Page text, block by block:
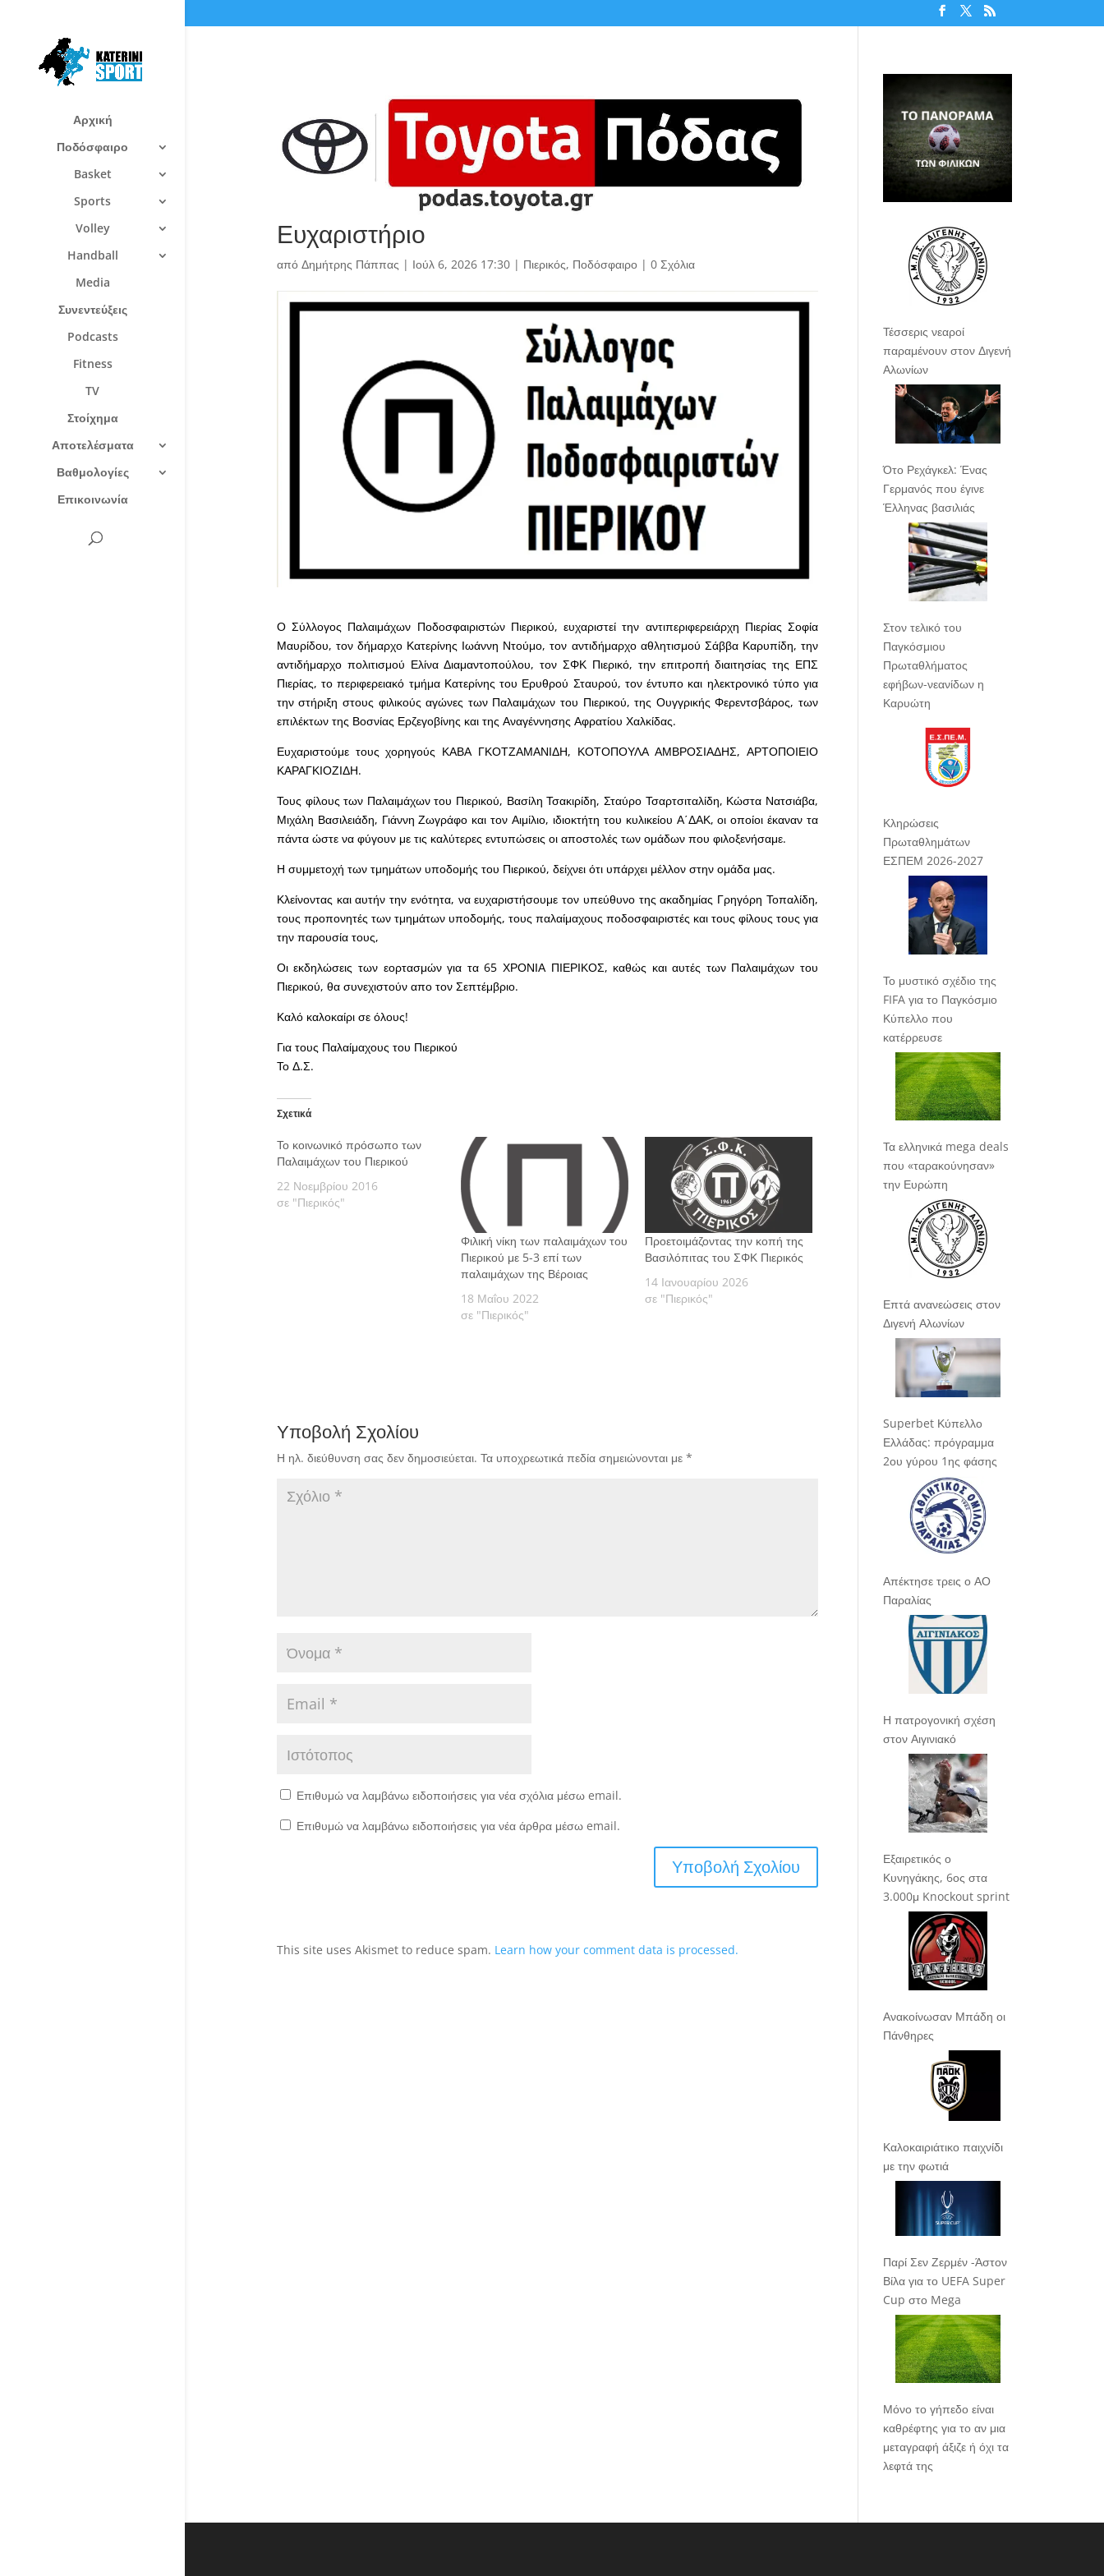
Αρχική
Ποδόσφαιρο
Basket
Sports
Volley
Handball
Media
Συνεντεύξεις
Podcasts
Fitness
TV
Στοίχημα
Αποτελέσματα
Βαθμολογίες
Επικοινωνία
Ευχαριστήριο
από Δημήτρης Πάππας | Ιούλ 6, 2026 17:30| Πιερικός, Ποδόσφαιρο| 0 Σχόλια
Ο Σύλλογος Παλαιμάχων Ποδοσφαιριστών Πιερικού, ευχαριστεί την αντιπεριφερειάρχη Πιερίας Σοφία
Μαυρίδου, τον δήμαρχο Κατερίνης Ιωάννη Ντούμο, τον αντιδήμαρχο αθλητισμού Σάββα Καρυπίδη, την
αντιδήμαρχο πολιτισμού Ελίνα Διαμαντοπούλου, τον ΣΦΚ Πιερικό, την επιτροπή διαιτησίας της ΕΠΣ
Πιερίας, το περιφερειακό τμήμα Κατερίνης του Ερυθρού Σταυρού, τον έντυπο και ηλεκτρονικό τύπο για
την στήριξη στους φιλικούς αγώνες των Παλαιμάχων του Πιερικού, της Ουγγρικής Φερεντσβάρος, των
επιλέκτων της Βοσνίας Ερζεγοβίνης και της Αναγέννησης Αφρατίου Χαλκίδας.
Ευχαριστούμε τους χορηγούς ΚΑΒΑ ΓΚΟΤΖΑΜΑΝΙΔΗ, ΚΟΤΟΠΟΥΛΑ ΑΜΒΡΟΣΙΑΔΗΣ, ΑΡΤΟΠΟΙΕΙΟ
ΚΑΡΑΓΚΙΟΖΙΔΗ.
Τους φίλους των Παλαιμάχων του Πιερικού, Βασίλη Τσακιρίδη, Σταύρο Τσαρτσιταλίδη, Κώστα Νατσιάβα,
Μιχάλη Βασιλειάδη, Γιάννη Ζωγράφο και τον Αιμίλιο, ιδιοκτήτη του κυλικείου Α΄ΔΑΚ, οι οποίοι έκαναν τα
πάντα ώστε να φύγουν με τις καλύτερες εντυπώσεις οι αποστολές των ομάδων που φιλοξενήσαμε.
Η συμμετοχή των τμημάτων υποδομής του Πιερικού, δείχνει ότι υπάρχει μέλλον στην ομάδα μας.
Κλείνοντας και αυτήν την ενότητα, να ευχαριστήσουμε τον υπεύθυνο της ακαδημίας Γρηγόρη Τοπαλίδη,
τους προπονητές των τμημάτων υποδομής, τους παλαίμαχους ποδοσφαιριστές και τους φίλους τους για
την παρουσία τους,
Οι εκδηλώσεις των εορτασμών για τα 65 ΧΡΟΝΙΑ ΠΙΕΡΙΚΟΣ, καθώς και αυτές των Παλαιμάχων του
Πιερικού, θα συνεχιστούν απο τον Σεπτέμβριο.
Καλό καλοκαίρι σε όλους!
Για τους Παλαίμαχους του Πιερικού
Το Δ.Σ.
Σχετικά
Το κοινωνικό πρόσωπο των
Παλαιμάχων του Πιερικού
22 Νοεμβρίου 2016
σε "Πιερικός"
Φιλική νίκη των παλαιμάχων του
Πιερικού με 5-3 επί των
παλαιμάχων της Βέροιας
18 Μαΐου 2022
σε "Πιερικός"
Προετοιμάζοντας την κοπή της
Βασιλόπιτας του ΣΦΚ Πιερικός
14 Ιανουαρίου 2026
σε "Πιερικός"
Υποβολή Σχολίου
Η ηλ. διεύθυνση σας δεν δημοσιεύεται. Τα υποχρεωτικά πεδία σημειώνονται με *
Επιθυμώ να λαμβάνω ειδοποιήσεις για νέα σχόλια μέσω email.
Επιθυμώ να λαμβάνω ειδοποιήσεις για νέα άρθρα μέσω email.
This site uses Akismet to reduce spam. Learn how your comment data is processed.
Τέσσερις νεαροί
παραμένουν στον Διγενή
Αλωνίων
Ότο Ρεχάγκελ: Ένας
Γερμανός που έγινε
Έλληνας βασιλιάς
Στον τελικό του
Παγκόσμιου
Πρωταθλήματος
εφήβων-νεανίδων η
Καρυώτη
Κληρώσεις
Πρωταθλημάτων
ΕΣΠΕΜ 2026-2027
Το μυστικό σχέδιο της
FIFA για το Παγκόσμιο
Κύπελλο που
κατέρρευσε
Τα ελληνικά mega deals
που «ταρακούνησαν»
την Ευρώπη
Επτά ανανεώσεις στον
Διγενή Αλωνίων
Superbet Κύπελλο
Ελλάδας: πρόγραμμα
2ου γύρου 1ης φάσης
Απέκτησε τρεις ο ΑΟ
Παραλίας
Η πατρογονική σχέση
στον Αιγινιακό
Εξαιρετικός ο
Κυνηγάκης, 6ος στα
3.000μ Knockout sprint
Ανακοίνωσαν Μπάδη οι
Πάνθηρες
Καλοκαιριάτικο παιχνίδι
με την φωτιά
Παρί Σεν Ζερμέν -Άστον
Βίλα για το UEFA Super
Cup στο Mega
Μόνο το γήπεδο είναι
καθρέφτης για το αν μια
μεταγραφή άξιζε ή όχι τα
λεφτά της